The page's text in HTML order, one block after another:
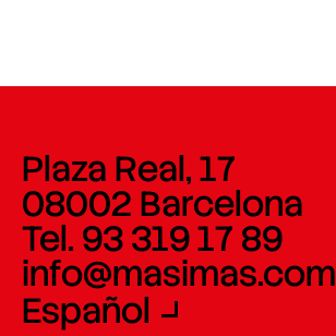
Plaza Real, 17
08002 Barcelona
Tel. 93 319 17 89
info@masimas.com
Español